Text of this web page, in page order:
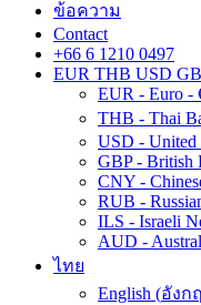
ข้อความ
Contact
+66 6 1210 0497
EUR THB USD
EUR - Euro -
THB - Thai
USD - United
GBP - British
CNY -
RUB -
ILS - Israeli
AUD -
ไทย
English (อังก